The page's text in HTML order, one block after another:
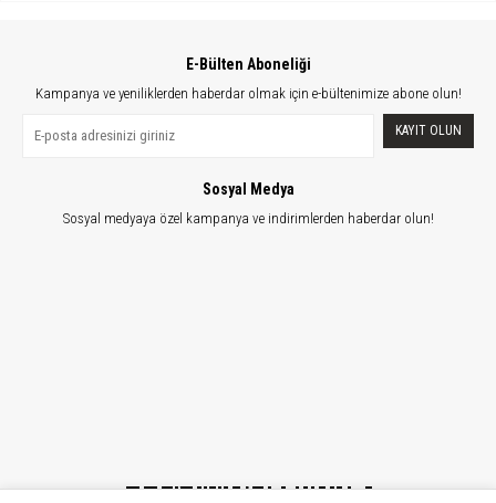
E-Bülten Aboneliği
Kampanya ve yeniliklerden haberdar olmak için e-bültenimize abone olun!
KAYIT OLUN
Sosyal Medya
Sosyal medyaya özel kampanya ve indirimlerden haberdar olun!